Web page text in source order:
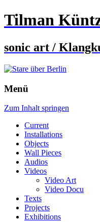
Tilman
sonic art /
Menü
Zum Inhalt springen
Current
Installations
Objects
Wall Pieces
Audios
Videos
Video Art
Video Docu
Texts
Projects
Exhibitions